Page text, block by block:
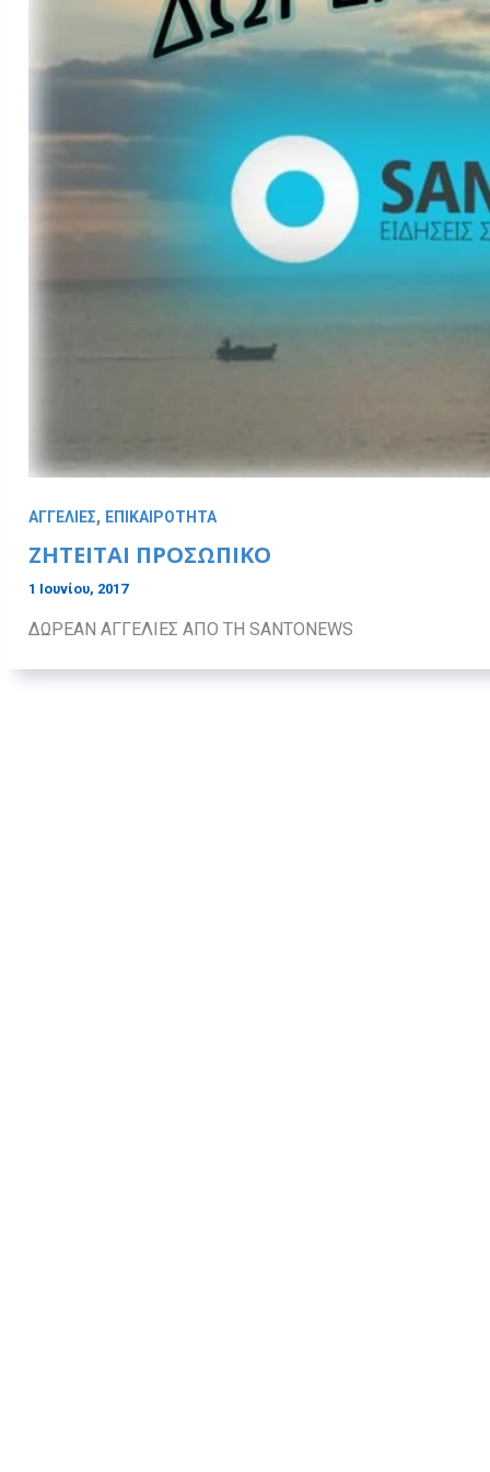
ΑΓΓΕΛΙΕΣ, ΕΠΙΚΑΙΡΟΤΗΤΑ
ΖΗΤΕΙΤΑΙ ΠΡΟΣΩΠΙΚΟ
1 Ιουνίου, 2017
ΔΩΡΕΑΝ ΑΓΓΕΛΙΕΣ ΑΠΟ ΤΗ SANTONEWS